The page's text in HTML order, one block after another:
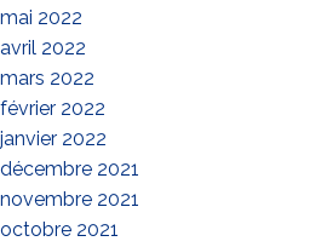
mai 2022
avril 2022
mars 2022
février 2022
janvier 2022
décembre 2021
novembre 2021
octobre 2021